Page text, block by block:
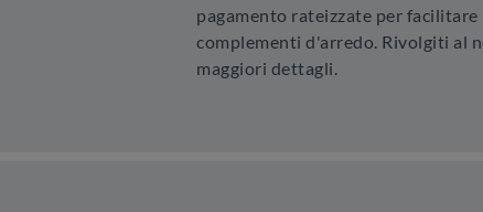
pagamento rateizzate per facilitare
complementi d'arredo. Rivolgiti al
maggiori dettagli.